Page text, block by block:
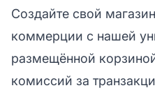
Создайте свой
коммерции с нашей
размещённой
комиссий за